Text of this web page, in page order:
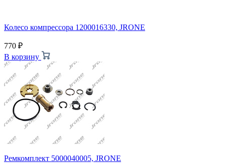
Колесо компрессора 1200016330, JRONE
770 ₽
В корзину
Ремкомплект 5000040005, JRONE